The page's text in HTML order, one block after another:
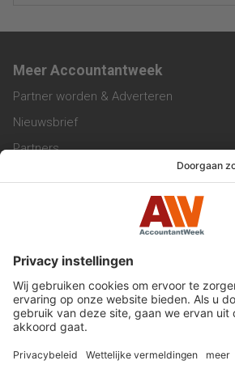
Meer Accountantweek
Partner worden & Adverteren
Nieuwsbrief
Partners
Werken bij ons
Privacy Statement
Algemene Voorwaarden
Privacyinstellingen